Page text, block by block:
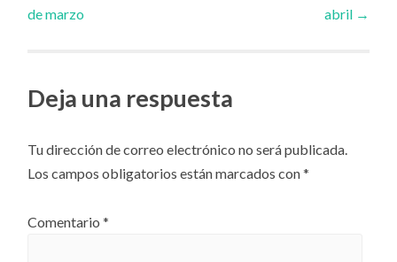
artículos
de marzo
abril →
Deja una respuesta
Tu dirección de correo electrónico no será publicada.
Los campos obligatorios están marcados con*
Comentario*